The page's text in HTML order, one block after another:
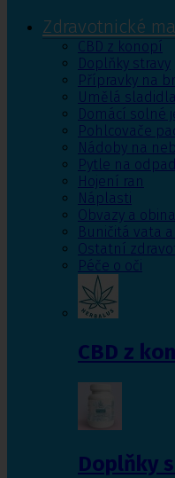
Zdravotnické
CBD z konopí
Doplňky stravy
Přípravky na
Umělá sladidla
Domácí solné
Pohlcovače
Nádoby na
Pytle na odpad
Hojení ran
Náplasti
Obvazy a
Buničitá vata
Ostatní
Péče o oči
CBD z
Doplňky